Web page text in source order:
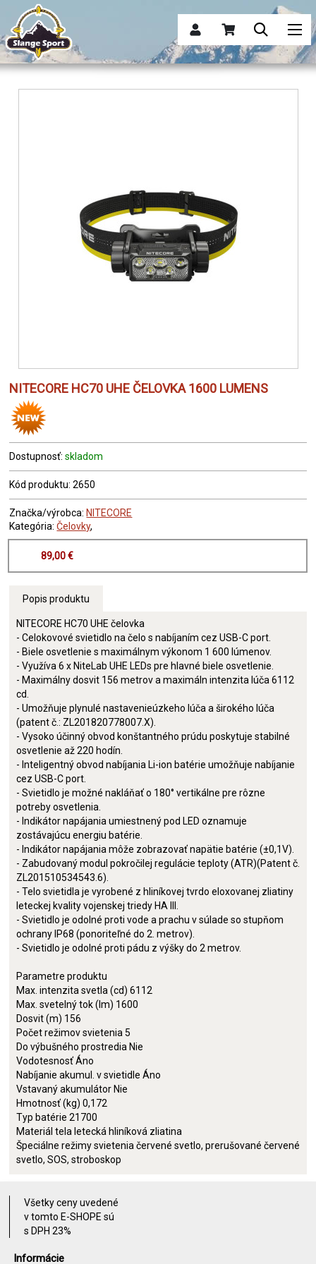
NITECORE HC70 UHE ČELOVKA 1600 LUMENS
Dostupnosť:skladom
Kód produktu: 2650
Značka/výrobca: NITECORE
Kategória: Čelovky,
89,00 €
Popis produktu
NITECORE HC70 UHE čelovka
- Celokovové svietidlo na čelo s nabíjaním cez USB-C port.
- Biele osvetlenie s maximálnym výkonom 1 600 lúmenov.
- Využíva 6 x NiteLab UHE LEDs pre hlavné biele osvetlenie.
- Maximálny dosvit 156 metrov a maximáln intenzita lúča 6112
cd.
- Umožňuje plynulé nastavenieúzkeho lúča a širokého lúča
(patent č.: ZL201820778007.X).
- Vysoko účinný obvod konštantného prúdu poskytuje stabilné
osvetlenie až 220 hodín.
- Inteligentný obvod nabíjania Li-ion batérie umožňuje nabíjanie
cez USB-C port.
- Svietidlo je možné nakláňať o 180° vertikálne pre rôzne
potreby osvetlenia.
- Indikátor napájania umiestnený pod LED oznamuje
zostávajúcu energiu batérie.
- Indikátor napájania môže zobrazovať napätie batérie (±0,1V).
- Zabudovaný modul pokročilej regulácie teploty (ATR)(Patent č.
ZL201510534543.6).
- Telo svietidla je vyrobené z hliníkovej tvrdo eloxovanej zliatiny
leteckej kvality vojenskej triedy HA III.
- Svietidlo je odolné proti vode a prachu v súlade so stupňom
ochrany IP68 (ponoriteľné do 2. metrov).
- Svietidlo je odolné proti pádu z výšky do 2 metrov.
Parametre produktu
Max. intenzita svetla (cd) 6112
Max. svetelný tok (lm) 1600
Dosvit (m) 156
Počet režimov svietenia 5
Do výbušného prostredia Nie
Vodotesnosť Áno
Nabíjanie akumul. v svietidle Áno
Vstavaný akumulátor Nie
Hmotnosť (kg) 0,172
Typ batérie 21700
Materiál tela letecká hliníková zliatina
Špeciálne režimy svietenia červené svetlo, prerušované červené
svetlo, SOS, stroboskop
Všetky ceny uvedené
v tomto E-SHOPE sú
s DPH 23%
Informácie